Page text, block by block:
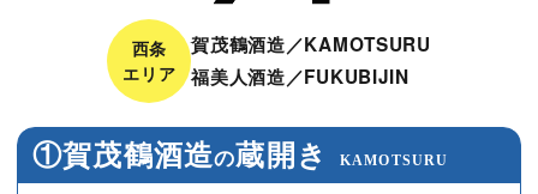
西条
エリア
賀茂鶴酒造／KAMOTSURU
福美人酒造／FUKUBIJIN
①賀茂鶴酒造の蔵開き KAMOTSURU